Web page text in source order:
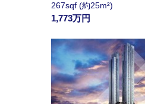
267sqf (約25m²)
1,773万円